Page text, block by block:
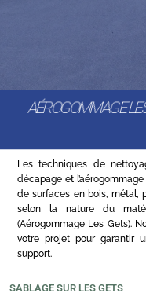
AÉROGOMMAGE
Les techniques de
décapage et
de surfaces en bois, métal,
selon la nature du
(Aérogommage Les Gets).
votre projet pour garantir
support.
SABLAGE SUR LES GETS